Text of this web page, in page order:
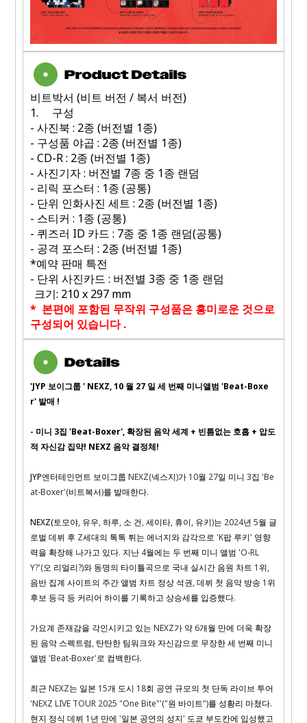
비트박서 (비트 버전 / 복서 버전)
1.
구성
- 사진북 : 2종 (버전별 1종)
- 구성품 야곱 : 2종 (버전별 1종)
- CD-R : 2종 (버전별 1종)
- 사진기자 : 버전별 7종 중 1종 랜덤
- 리릭 포스터 : 1종 (공통)
- 단위 인화사진 세트 : 2종 (버전별 1종)
- 스티커 : 1종 (공통)
- 퀴즈러 ID 카드 : 7종 중 1종 랜덤(공통)
- 공격 포스터 : 2종 (버전별 1종)
*예약 판매 특전
- 단위 사진카드 : 버전별 3종 중 1종 랜덤
크기: 210 x 297 mm
* 본편에 포함된 무작위 구성품은 흥미로운 것으로
구성되어 있습니다.
'JYP 보이그룹' NEXZ, 10월 27일 세 번째 미니앨범 'Beat-Boxe
r'발매 !
- 미니 3집 'Beat-Boxer',확장된 음악 세계 + 빈틈없는 호흡+ 압도
적 자신감 집약! NEXZ 음악 결정체!
JYP엔터테인먼트 보이그룹 NEXZ(넥스지)가10월 27일 미니 3집 'Be
at-Boxer'(비트복서)를 발매한다.
NEXZ(토모야, 유우,하루, 소 건,세이타, 휴이, 유키)는 2024년 5월 글
로벌 데뷔 후 Z세대의 톡톡 튀는 에너지와 감각으로 'K팝 루키' 영향
력을 확장해 나가고 있다. 지난4월에는 두 번째 미니 앨범 'O-RL
Y?'(오 리얼리?)와 동명의 타이틀곡으로 국내 실시간 음원 차트 1위,
음반 집계 사이트의 주간 앨범 차트 정상 석권,데뷔 첫 음악 방송 1위
후보 등극 등 커리어 하이를 기록하고 상승세를 입증했다.
가요계 존재감을 각인시키고 있는 NEXZ가 약6개월 만에 더욱 확장
된 음악 스펙트럼, 탄탄한 팀워크와 자신감으로 무장한 세 번째 미니
앨범 'Beat-Boxer'로 컴백한다.
최근 NEXZ는 일본 15개 도시 18회 공연 규모의 첫 단독 라이브 투어
'NEXZ LIVE TOUR 2025 "One Bite"'("원 바이트")를 성황리 마쳤다.
현지 정식 데뷔 1 년 만에 '일본 공연의 성지' 도쿄 부도칸에 입성했고